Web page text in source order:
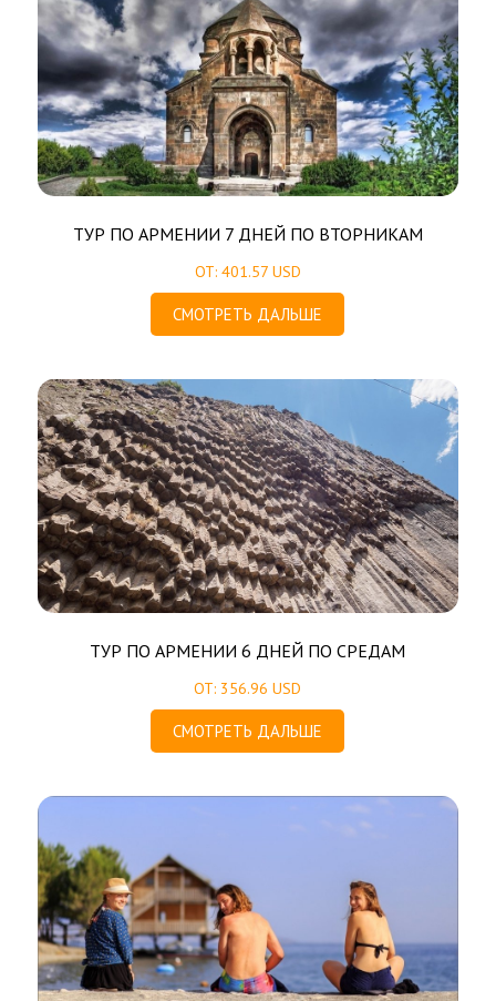
ТУР ПО АРМЕНИИ 7 ДНЕЙ ПО ВТОРНИКАМ
ОТ: 401.57 USD
СМОТРЕТЬ ДАЛЬШЕ
ТУР ПО АРМЕНИИ 6 ДНЕЙ ПО СРЕДАМ
ОТ: 356.96 USD
СМОТРЕТЬ ДАЛЬШЕ